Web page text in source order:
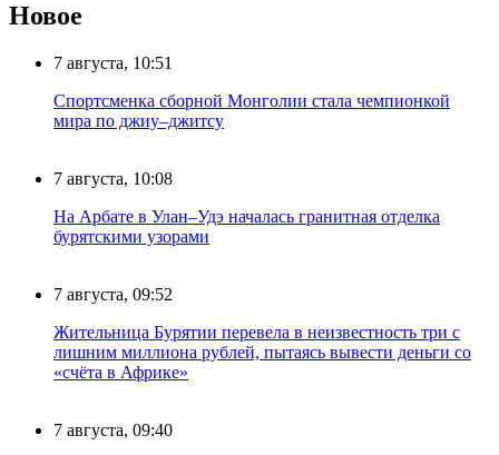
Новое
7 августа, 10:51
Спортсменка сборной Монголии стала чемпионкой
мира по джиу–джитсу
7 августа, 10:08
На Арбате в Улан–Удэ началась гранитная отделка
бурятскими узорами
7 августа, 09:52
Жительница Бурятии перевела в неизвестность три с
лишним миллиона рублей, пытаясь вывести деньги со
«счёта в Африке»
7 августа, 09:40